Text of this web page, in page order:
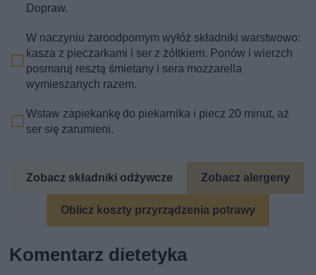
Dopraw.
W naczyniu żaroodpornym wyłóż składniki warstwowo:
kasza z pieczarkami i ser z żółtkiem. Ponów i wierzch
posmaruj resztą śmietany i sera mozzarella
wymieszanych razem.
Wstaw zapiekankę do piekarnika i piecz 20 minut, aż
ser się zarumieni.
Zobacz składniki odżywcze Zobacz alergeny
Oblicz koszty przyrządzenia potrawy
Komentarz dietetyka